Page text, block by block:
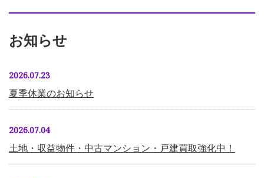
お知らせ
2026.07.23
夏季休業のお知らせ
2026.07.04
土地・収益物件・中古マンション・戸建買取強化中！